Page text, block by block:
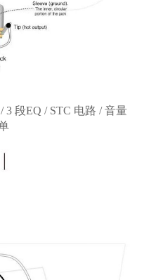
3 段EQ / STC 电路 / 音量